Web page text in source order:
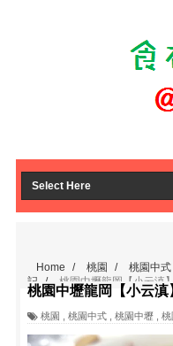
Home / 桃園 / 桃園中式
記 / 桃園中壢龍岡【小云滇
桃園中壢龍岡【小云
桃園 桃園中式 桃園中壢 桃